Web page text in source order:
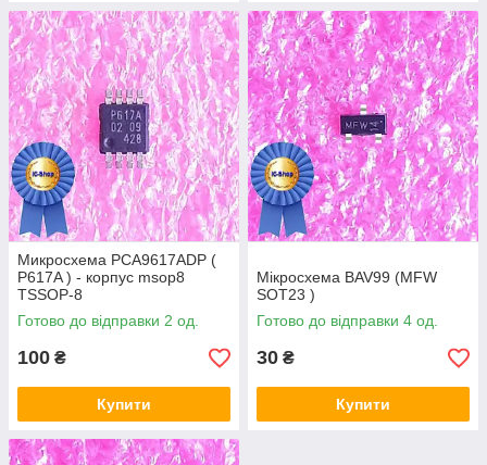
Микросхема PCA9617ADP (
P617A ) - корпус msop8
TSSOP-8
Готово до відправки 2 од.
100 ₴
Купити
Мікросхема BAV99 (MFW
SOT23 )
Готово до відправки 4 од.
30 ₴
Купити